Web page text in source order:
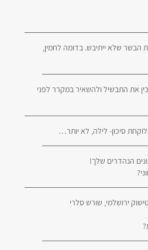
הבשר שלא ייתיבש. בדומה לחמין,
את התבשיל ולהשאיר במקרר לפני
סיכון- לילה, לא יותר…
הנהדרים שלך!
ירושלמי, שורש סלרי